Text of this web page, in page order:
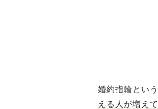
婚約指輪とい
える人が増え